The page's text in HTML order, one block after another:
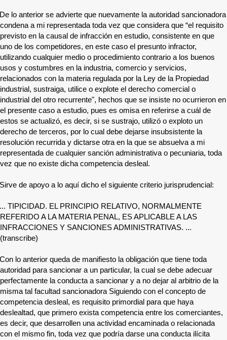
De lo anterior se advierte que nuevamente la autoridad sancionadora
condena a mi representada toda vez que considera que “el requisito
previsto en la causal de infracción en estudio, consistente en que
uno de los competidores, en este caso el presunto infractor,
utilizando cualquier medio o procedimiento contrario a los buenos
usos y costumbres en la industria, comercio y servicios,
relacionados con la materia regulada por la Ley de la Propiedad
industrial, sustraiga, utilice o explote el derecho comercial o
industrial del otro recurrente", hechos que se insiste no ocurrieron en
el presente caso a estudio, pues es omisa en referirse a cuál de
estos se actualizó, es decir, si se sustrajo, utilizó o exploto un
derecho de terceros, por lo cual debe dejarse insubsistente la
resolución recurrida y dictarse otra en la que se absuelva a mi
representada de cualquier sanción administrativa o pecuniaria, toda
vez que no existe dicha competencia desleal.
Sirve de apoyo a lo aquí dicho el siguiente criterio jurisprudencial:
... TIPICIDAD. EL PRINCIPIO RELATIVO, NORMALMENTE
REFERIDO A LA MATERIA PENAL, ES APLICABLE A LAS
INFRACCIONES Y SANCIONES ADMINISTRATIVAS. ...
(transcribe)
Con lo anterior queda de manifiesto la obligación que tiene toda
autoridad para sancionar a un particular, la cual se debe adecuar
perfectamente la conducta a sancionar y a no dejar al arbitrio de la
misma tal facultad sancionadora Siguiendo con el concepto de
competencia desleal, es requisito primordial para que haya
deslealtad, que primero exista competencia entre los comerciantes,
es decir, que desarrollen una actividad encaminada o relacionada
con el mismo fin, toda vez que podría darse una conducta ilícita